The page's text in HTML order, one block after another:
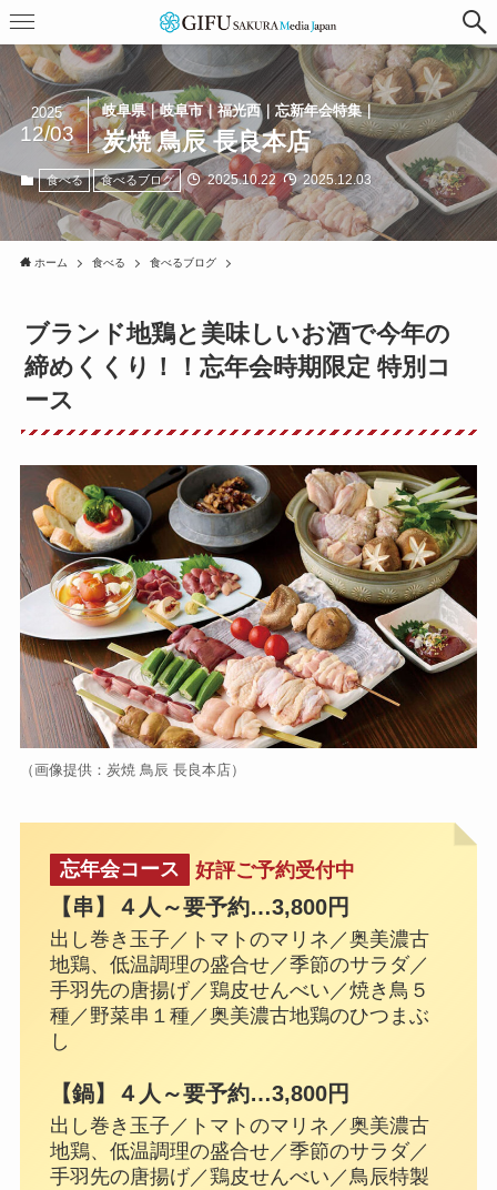
岐阜県｜岐阜市｜福光西｜忘新年会特集｜
炭焼 鳥辰 長良本店
2025
12/03
食べる 食べるブログ 2025.10.22 2025.12.03
ホーム 食べる 食べるブログ
ブランド地鶏と美味しいお酒で今年の
締めくくり！！忘年会時期限定 特別コ
ース
（画像提供：炭焼 鳥辰 長良本店）
忘年会コース 好評ご予約受付中
【串】４人～要予約…3,800円
出し巻き玉子／トマトのマリネ／奥美濃古
地鶏、低温調理の盛合せ／季節のサラダ／
手羽先の唐揚げ／鶏皮せんべい／焼き鳥５
種／野菜串１種／奥美濃古地鶏のひつまぶ
し
【鍋】４人～要予約…3,800円
出し巻き玉子／トマトのマリネ／奥美濃古
地鶏、低温調理の盛合せ／季節のサラダ／
手羽先の唐揚げ／鶏皮せんべい／鳥辰特製